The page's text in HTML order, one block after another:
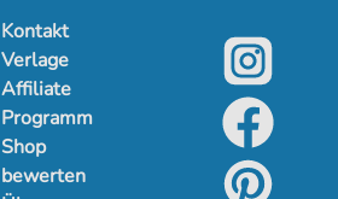
Kontakt
Verlage
Affiliate
Programm
Shop
bewerten